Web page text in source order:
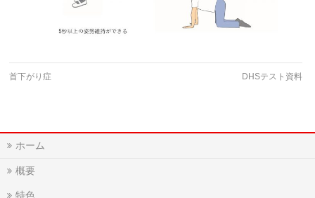
首下がり症 DHSテスト資料
ホーム
概要
特色